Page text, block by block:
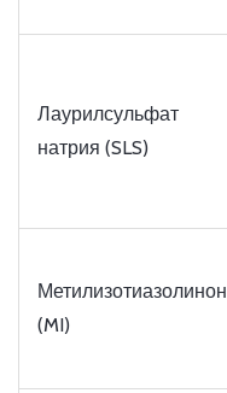
Лаурилсульфат
натрия (SLS)
Метилизотиазолинон
(MI)